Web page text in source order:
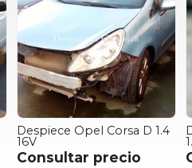
Despiece Opel Corsa D 1.4
16V
Consultar precio